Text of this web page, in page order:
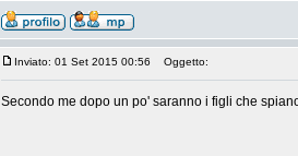
Inviato: 01 Set 2015 00:56 Oggetto:
Secondo me dopo un po' saranno i figli che